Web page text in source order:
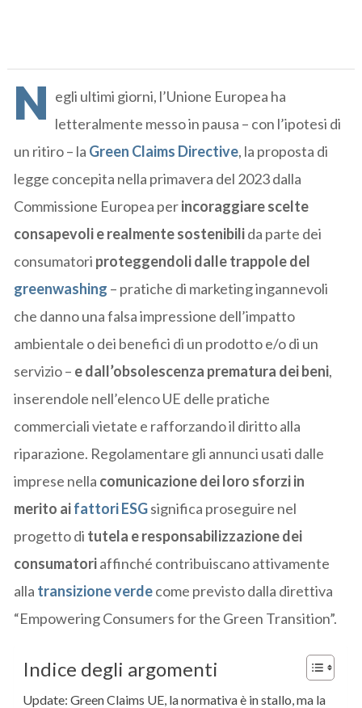
N egli ultimi giorni, l’Unione Europea ha
letteralmente messo in pausa – con l’ipotesi di
un ritiro – la Green Claims Directive, la proposta di
legge concepita nella primavera del 2023 dalla
Commissione Europea perincoraggiare scelte
consapevoli e realmente sostenibilida parte dei
consumatori proteggendoli dalle trappole del
greenwashing – pratiche di marketing ingannevoli
che danno una falsa impressione dell’impatto
ambientale o dei benefici di un prodotto e/o di un
servizio – e dall’obsolescenza prematura dei beni,
inserendole nell’elenco UE delle pratiche
commerciali vietate e rafforzando il diritto alla
riparazione. Regolamentare gli annunci usati dalle
imprese nella comunicazione dei loro sforzi in
merito aifattori ESGsignifica proseguire nel
progetto di tutela eresponsabilizzazione dei
consumatoriaffinché contribuiscano attivamente
alla transizione verdecome previsto dalla direttiva
“Empowering Consumers for the Green Transition”.
Indice degli argomenti
Update: Green Claims UE, la normativa è in stallo, ma la